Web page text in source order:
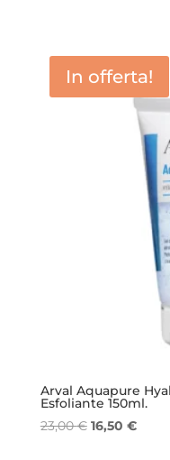
In offerta!
Arval Aquapure
Esfoliante 150ml.
23,00€ Il
16,50 €Il